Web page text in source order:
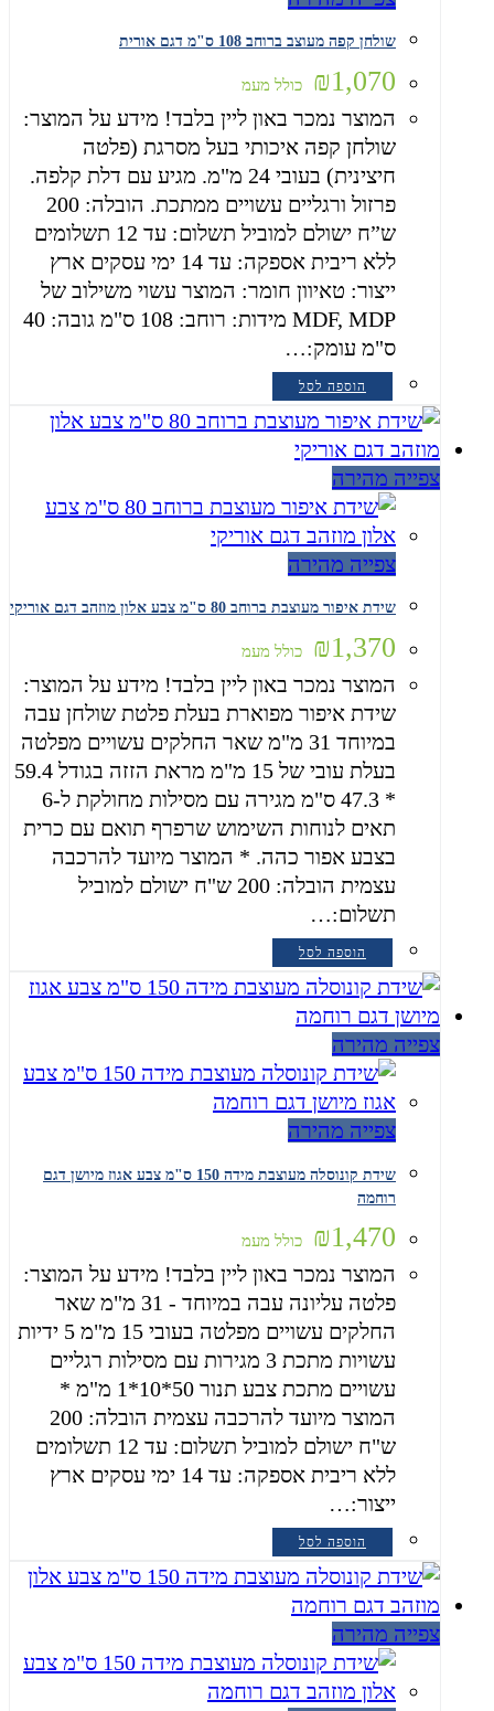
שולחן קפה מעוצב ברוחב 108 ס"מ דגם אורית
₪1,070 כולל מעמ
המוצר נמכר באון ליין בלבד! מידע על המוצר:
שולחן קפה איכותי בעל מסרגת (פלטה
חיצינית) בעובי 24 מ"מ. מגיע עם דלת קלפה.
פרזול ורגליים עשויים ממתכת. הובלה: 200
ש”ח ישולם למוביל תשלום: עד 12 תשלומים
ללא ריבית אספקה: עד 14 ימי עסקים ארץ
ייצור: טאיוון חומר: המוצר עשוי משילוב של
MDF, MDP מידות: רוחב: 108 ס"מ גובה: 40
ס"מ עומק:…
הוספה לסל
צפייה מהירה
צפייה מהירה
שידת איפור מעוצבת ברוחב 80 ס"מ צבע אלון מוזהב דגם אוריקי
₪1,370 כולל מעמ
המוצר נמכר באון ליין בלבד! מידע על המוצר:
שידת איפור מפוארת בעלת פלטת שולחן עבה
במיוחד 31 מ"מ שאר החלקים עשויים מפלטה
בעלת עובי של 15 מ"מ מראת הזזה בגודל 59.4
* 47.3 ס"מ מגירה עם מסילות מחולקת ל-6
תאים לנוחות השימוש שרפרף תואם עם כרית
בצבע אפור כהה. * המוצר מיועד להרכבה
עצמית הובלה: 200 ש"ח ישולם למוביל
תשלום:…
הוספה לסל
צפייה מהירה
צפייה מהירה
שידת קונוסלה מעוצבת מידה 150 ס"מ צבע אגוז מיושן דגם
רוחמה
₪1,470 כולל מעמ
המוצר נמכר באון ליין בלבד! מידע על המוצר:
פלטה עליונה עבה במיוחד - 31 מ"מ שאר
החלקים עשויים מפלטה בעובי 15 מ"מ 5 ידיות
עשויות מתכת 3 מגירות עם מסילות רגליים
עשויים מתכת צבע תנור 50*10*1 מ"מ *
המוצר מיועד להרכבה עצמית הובלה: 200
ש"ח ישולם למוביל תשלום: עד 12 תשלומים
ללא ריבית אספקה: עד 14 ימי עסקים ארץ
ייצור:…
הוספה לסל
צפייה מהירה